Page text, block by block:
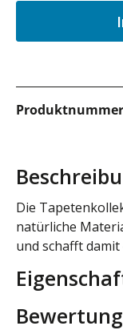
Die
natürliche
und schafft